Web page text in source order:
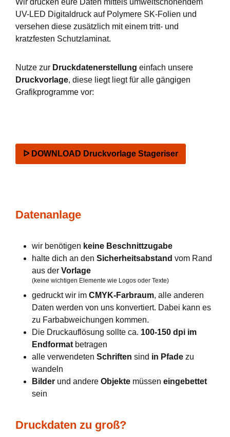
UV-LED Digitaldruck auf Polymere SK-Folien und
versehen diese zusätzlich mit einem tritt- und
kratzfesten Schutzlaminat.
Nutze zur Druckdatenerstellung einfach unsere
Druckvorlage, diese liegt liegt für alle gängigen
Grafikprogramme vor:
ᐅ DOWNLOAD Druckvorlage Stageriser
Datenanlage
wir benötigen keine Beschnittzugabe
halte dich an den Sicherheitsabstand vom Rand
aus der Vorlage
(keine wichtigen Elemente wie Logos oder Texte)
gedruckt wir im CMYK-Farbraum, alle anderen
Daten werden von uns konvertiert. Dabei kann es
zu Farbabweichungen kommen.
Die Druckauflösung sollte ca. 100-150 dpi im
Endformat betragen
alle verwendeten Schriften sind in Pfade zu
wandeln
Bilder und andere Objekte müssen eingebettet
sein
Druckdaten zu groß?